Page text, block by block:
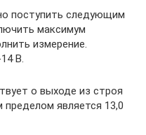
поступить следующим
максимум
измерение.
В.
о выходе из строя
является 13,0